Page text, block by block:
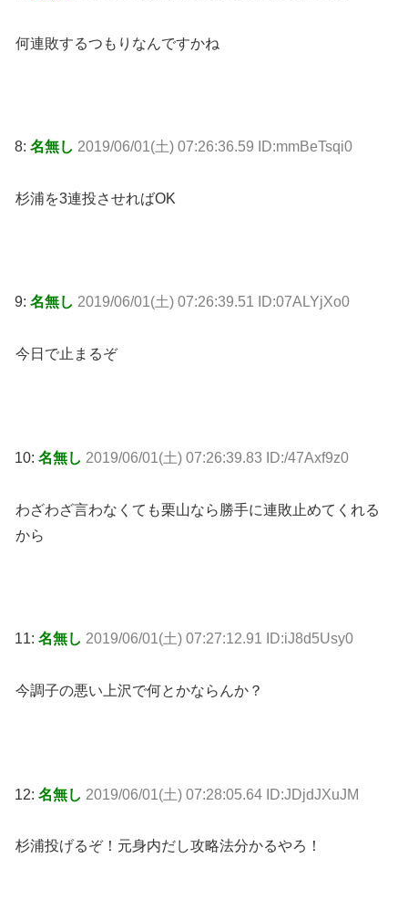
何連敗するつもりなんですかね
8: 名無し 2019/06/01(土) 07:26:36.59 ID:mmBeTsqi0
杉浦を3連投させればOK
9: 名無し 2019/06/01(土) 07:26:39.51 ID:07ALYjXo0
今日で止まるぞ
10: 名無し 2019/06/01(土) 07:26:39.83 ID:/47Axf9z0
わざわざ言わなくても栗山なら勝手に連敗止めてくれる
から
11: 名無し 2019/06/01(土) 07:27:12.91 ID:iJ8d5Usy0
今調子の悪い上沢で何とかならんか？
12: 名無し 2019/06/01(土) 07:28:05.64 ID:JDjdJXuJM
杉浦投げるぞ！元身内だし攻略法分かるやろ！